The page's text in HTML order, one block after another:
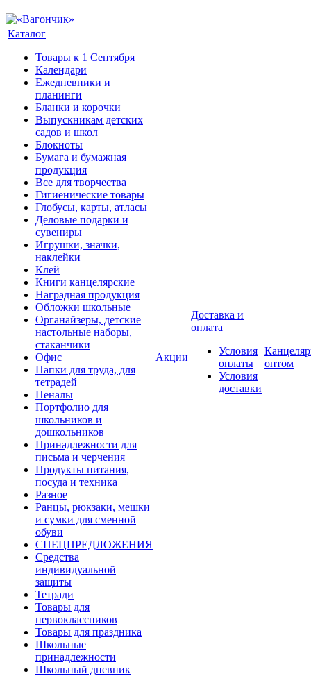
Каталог
Товары к 1 Сентября
Календари
Ежедневники и
планинги
Бланки и корочки
Выпускникам детских
садов и школ
Блокноты
Бумага и бумажная
продукция
Все для творчества
Гигиенические товары
Глобусы, карты, атласы
Деловые подарки и
сувениры
Игрушки, значки,
наклейки
Клей
Книги канцелярские
Наградная продукция
Обложки школьные
Органайзеры, детские
настольные наборы,
стаканчики
Офис
Папки для труда, для
тетрадей
Пеналы
Портфолио для
школьников и
дошкольников
Принадлежности для
письма и черчения
Продукты питания,
посуда и техника
Разное
Ранцы, рюкзаки, мешки
и сумки для сменной
обуви
СПЕЦПРЕДЛОЖЕНИЯ
Средства
индивидуальной
защиты
Тетради
Товары для
первоклассников
Товары для праздника
Школьные
принадлежности
Школьный дневник
Акции
Доставка и
оплата
Условия
оплаты
Условия
доставки
оптом